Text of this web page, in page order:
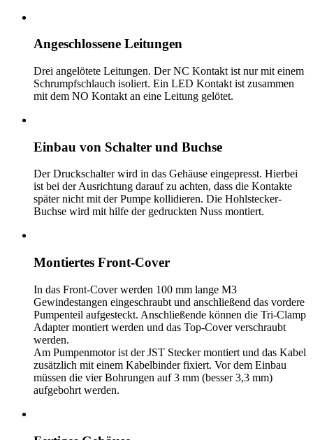
Angeschlossene Leitungen
Drei angelötete Leitungen. Der NC Kontakt ist nur mit einem
Schrumpfschlauch isoliert. Ein LED Kontakt ist zusammen
mit dem NO Kontakt an eine Leitung gelötet.
Einbau von Schalter und Buchse
Der Druckschalter wird in das Gehäuse eingepresst. Hierbei
ist bei der Ausrichtung darauf zu achten, dass die Kontakte
später nicht mit der Pumpe kollidieren. Die Hohlstecker-
Buchse wird mit hilfe der gedruckten Nuss montiert.
Montiertes Front-Cover
In das Front-Cover werden 100 mm lange M3
Gewindestangen eingeschraubt und anschließend das vordere
Pumpenteil aufgesteckt. Anschließende können die Tri-Clamp
Adapter montiert werden und das Top-Cover verschraubt
werden.
Am Pumpenmotor ist der JST Stecker montiert und das Kabel
zusätzlich mit einem Kabelbinder fixiert. Vor dem Einbau
müssen die vier Bohrungen auf 3 mm (besser 3,3 mm)
aufgebohrt werden.